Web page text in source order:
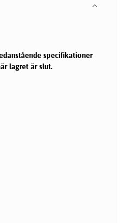
specifikationer
lagret är slut.